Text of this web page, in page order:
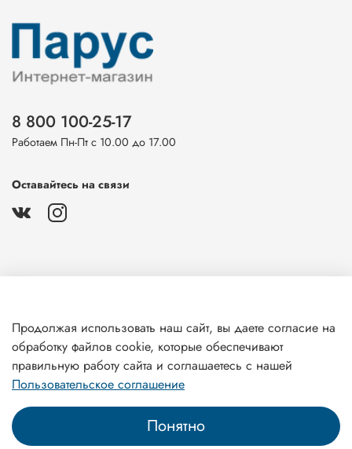
Клиентам
8 800 100-25-17
Работаем Пн-Пт с 10.00 до 17.00
Оставайтесь на связи
Продолжая использовать наш сайт, вы даете согласие на
обработку файлов cookie, которые обеспечивают
правильную работу сайта и соглашаетесь с нашей
Пользовательское соглашение
Понятно